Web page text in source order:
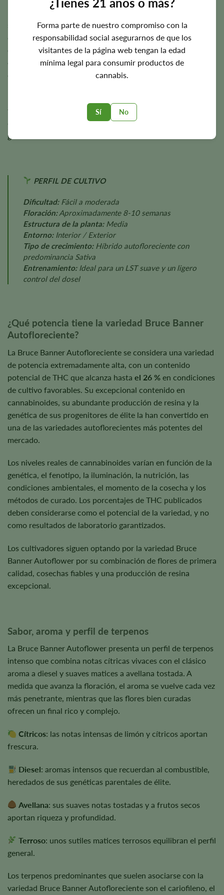
Forma parte de nuestro compromiso con la
responsabilidad social asegurarnos de que los
visitantes de la página web tengan la edad
mínima legal para consumir productos de
cannabis.
Sí No
Las plantas suelen alcanzar una altura de
son capaces de producir aproximadamente500 g/m²
cultivo interior y hasta 500 gramospor planta en cultivo
exterior, aunque en ocasiones los cultivadores más
expertos informan de cosechas aún mayores en
condiciones ideales.
fenotipo, la intensidad de la luz, la nutrición, las
condiciones ambientales y las prácticas de cultivo en
general.
PERFIL DE CULTIVO
Dificultad:Fácil a moderada
Floración:Aproximadamente 8-10 semanas
Estructura de la planta:Media
Entorno:Interior / Exterior
Tipo de crecimiento:Híbrido autofloreciente con
predominancia Sativa
Entrenamiento:Ideal para un LST suave y un ligero
control del dosel
¿Qué potencia tiene la variedad Bruce Banner
Autofloreciente?
La Bruce Banner Autofloreciente se considera una variedad
de potencia extremadamente alta, con un contenido
potencial de THC que alcanza hasta el 26 % en condiciones
de cultivo favorables. Su excepcional contenido en
cannabinoides, su abundante producción de resina y la
genética de sus progenitores de élite la han convertido en
una de las variedades autoflorecientes más potentes del
mercado.
Los niveles reales de cannabinoides varían en función de la
genética, el fenotipo, la iluminación, la nutrición, las
condiciones ambientales, el momento de la cosecha y los
métodos de curado. Los porcentajes de THC publicados
deben considerarse como el potencial de la variedad, y no
como resultados de laboratorio garantizados.
Los cultivadores siguen optando por la variedad Bruce
Banner Autoflower por su combinación de flores de primera
calidad, cosechas fiables y una producción de resina
excepcional.
Sabor, aroma y perfil de terpenos
La Bruce Banner Autoflower presenta un perfil de terpenos
intenso que combina notas cítricas vivaces con el clásico
aroma a diesel y suaves matices a avellana tostada. A
medida que avanza la floración, el aroma se vuelve cada vez
más penetrante, mientras que las flores bien curadas
ofrecen un final rico y complejo.
Cítricos: las notas intensas de limón y cítricos aportan
frescura.
Diesel: aromas intensos que recuerdan al combustible,
heredados de sus genéticas parentales de élite.
Avellana: sus suaves notas tostadas y a frutos secos
aportan riqueza y profundidad.
Terroso: unos sutiles matices terrosos equilibran el perfil
general.
Los terpenos predominantes que suelen asociarse con la
variedad Bruce Banner Autofloreciente son el cariofileno, el